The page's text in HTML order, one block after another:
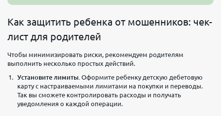
Как защитить ребенка от мошенников: чек-
лист для родителей
Чтобы минимизировать риски, рекомендуем родителям
выполнить несколько простых действий.
Установите лимиты. Оформите ребенку детскую дебетовую
карту с настраиваемыми лимитами на покупки и переводы.
Так вы сможете контролировать расходы и получать
уведомления о каждой операции.